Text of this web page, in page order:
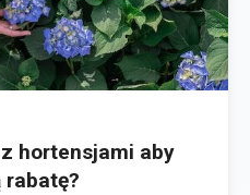
hortensjami aby